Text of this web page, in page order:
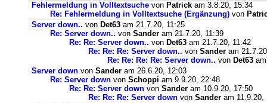
Fehlermeldung in Volltextsuche von Patrick am 3.8.20, 15:34
Re: Fehlermeldung in Volltextsuche (Ergänzung) von
Server down.. von Det63 am 21.7.20, 11:25
Re: Server down.. von Sander am 21.7.20, 11:39
Re: Re: Server down.. von Det63 am 21.7.20, 11:42
Re: Re: Re: Server down.. von Sander am
Re: Re: Re: Re: Server down.. von Det63
Server down von Sander am 26.6.20, 12:03
Re: Server down von Schoppi am 9.9.20, 22:48
Re: Re: Server down von Sander am 10.9.20, 17:50
Re: Re: Re: Server down von Sander am 11.9.20,